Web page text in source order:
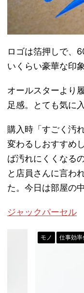
ロゴは箔押しで、
いくらい豪華な印象
オールスターより
足感。とても気に
購入時「すごく汚
変わるしおすすめ
ば汚れにくくなる
と店員さんに言わ
た。今日は部屋の
ジャックパーセル
モノ 仕事効率